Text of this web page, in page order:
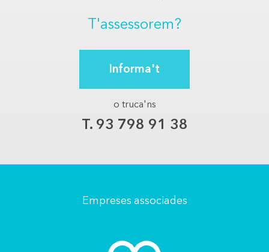
T'assessorem?
Informa't
o truca'ns
T. 93 798 91 38
Empreses associades